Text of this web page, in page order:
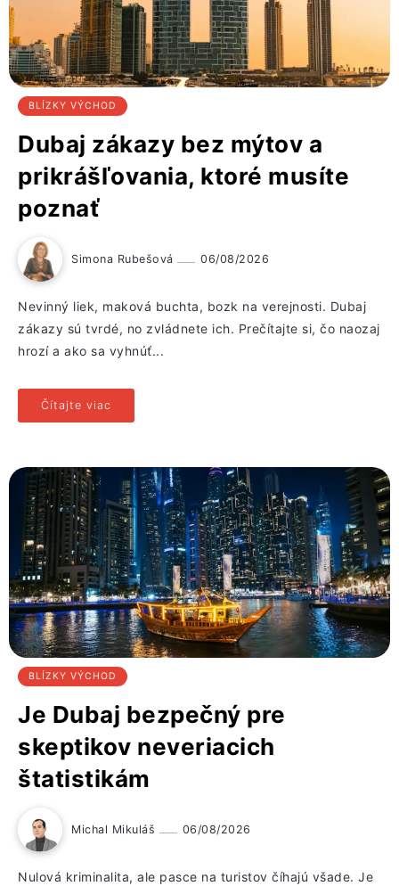
BLÍZKY VÝCHOD
Dubaj zákazy bez mýtov a
prikrášľovania, ktoré musíte
poznať
Simona Rubešová 06/08/2026
Nevinný liek, maková buchta, bozk na verejnosti. Dubaj
zákazy sú tvrdé, no zvládnete ich. Prečítajte si, čo naozaj
hrozí a ako sa vyhnúť...
Čítajte viac
BLÍZKY VÝCHOD
Je Dubaj bezpečný pre
skeptikov neveriacich
štatistikám
Michal Mikuláš 06/08/2026
Nulová kriminalita, ale pasce na turistov číhajú všade. Je